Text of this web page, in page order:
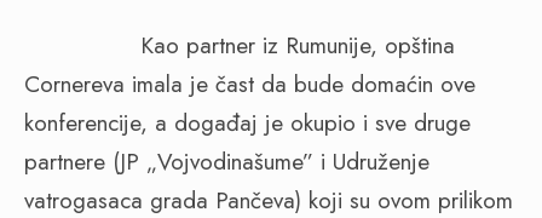
Kao partner iz Rumunije, opština
Cornereva imala je čast da bude domaćin ove
konferencije, a događaj je okupio i sve druge
partnere (JP „Vojvodinašume” i Udruženje
vatrogasaca grada Pančeva) koji su ovom prilikom